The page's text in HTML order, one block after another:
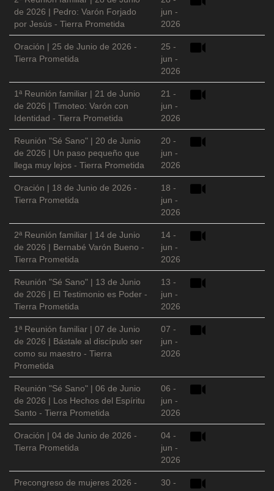
de 2026 | Pedro: Varón Forjado
por Jesús - Tierra Prometida
jun -
2026
Oración | 25 de Junio de 2026 -
Tierra Prometida
25 -
jun -
2026
1ª Reunión familiar | 21 de Junio
de 2026 | Timoteo: Varón con
Identidad - Tierra Prometida
21 -
jun -
2026
Reunión "Sé Sano" | 20 de Junio
de 2026 | Un paso pequeño que
llega muy lejos - Tierra Prometida
20 -
jun -
2026
Oración | 18 de Junio de 2026 -
Tierra Prometida
18 -
jun -
2026
2ª Reunión familiar | 14 de Junio
de 2026 | Bernabé Varón Bueno -
Tierra Prometida
14 -
jun -
2026
Reunión "Sé Sano" | 13 de Junio
de 2026 | El Testimonio es Poder -
Tierra Prometida
13 -
jun -
2026
1ª Reunión familiar | 07 de Junio
de 2026 | Bástale al discípulo ser
como su maestro - Tierra
Prometida
07 -
jun -
2026
Reunión "Sé Sano" | 06 de Junio
de 2026 | Los Hechos del Espíritu
Santo - Tierra Prometida
06 -
jun -
2026
Oración | 04 de Junio de 2026 -
Tierra Prometida
04 -
jun -
2026
Precongreso de mujeres 2026 -
30 -